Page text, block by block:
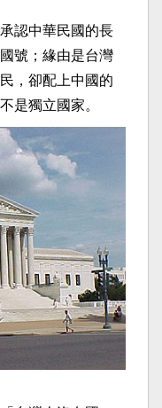
認中華民國的長
號；緣由是台灣
，卻配上中國的
是獨立國家。